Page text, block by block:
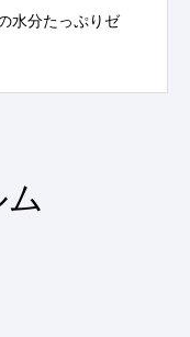
水分たっぷりゼ